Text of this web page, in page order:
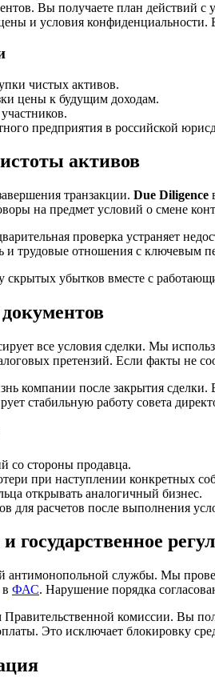
Вы получаете план действий с
и условия
чистых активов.
цены к будущим доходам.
предприятия в российской
активов
транзакции. Due Diligence
на предмет условий о смене
проверка устраняет
и трудовые отношения с
скрытых убытков вместе с
все условия сделки. Мы
претензий. Если факты не
компании после закрытия
стабильную работу совета
со стороны продавца.
при наступлении конкретных
открывать аналогичный бизнес.
для расчетов после выполнения
антимонопольной службы. Мы
ФАС. Нарушение порядка
комиссии. Вы
Это исключает блокировку